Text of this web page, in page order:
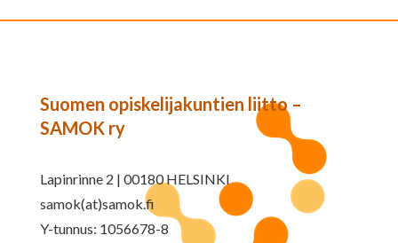
Suomen opiskelijakuntien liitto –
SAMOK ry
Lapinrinne 2 | 00180 HELSINKI
samok(at)samok.fi
Y-tunnus: 1056678-8